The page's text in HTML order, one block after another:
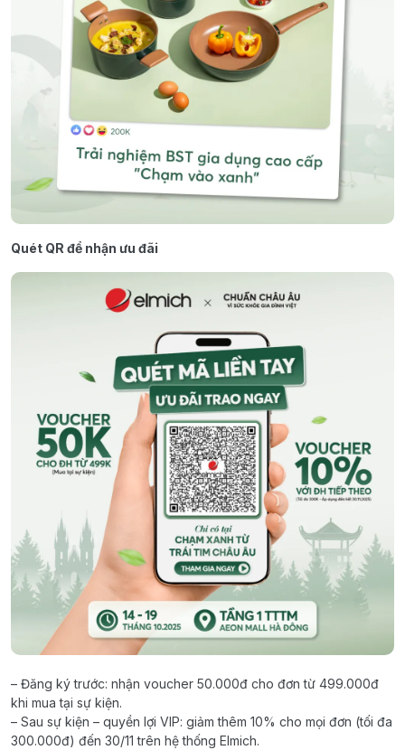
Quét QR để nhận ưu đãi
– Đăng ký trước: nhận voucher 50.000đ cho đơn từ 499.000đ
khi mua tại sự kiện.
– Sau sự kiện – quyền lợi VIP: giảm thêm 10% cho mọi đơn (tối đa
300.000đ) đến 30/11 trên hệ thống Elmich.